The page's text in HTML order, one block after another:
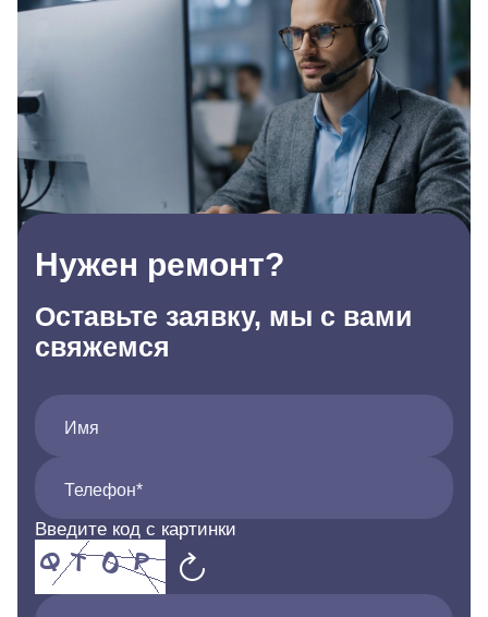
Нужен ремонт?
Оставьте заявку, мы с вами
свяжемся
Имя
Телефон*
Введите код с картинки